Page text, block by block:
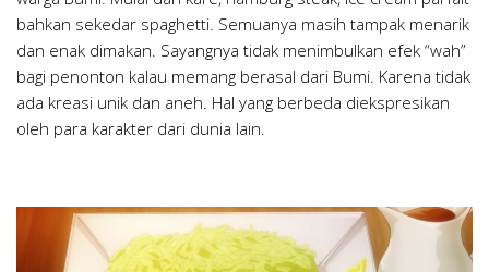
bahkan sekedar spaghetti. Semuanya masih tampak menarik
dan enak dimakan. Sayangnya tidak menimbulkan efek “wah”
bagi penonton kalau memang berasal dari Bumi. Karena tidak
ada kreasi unik dan aneh. Hal yang berbeda diekspresikan
oleh para karakter dari dunia lain.